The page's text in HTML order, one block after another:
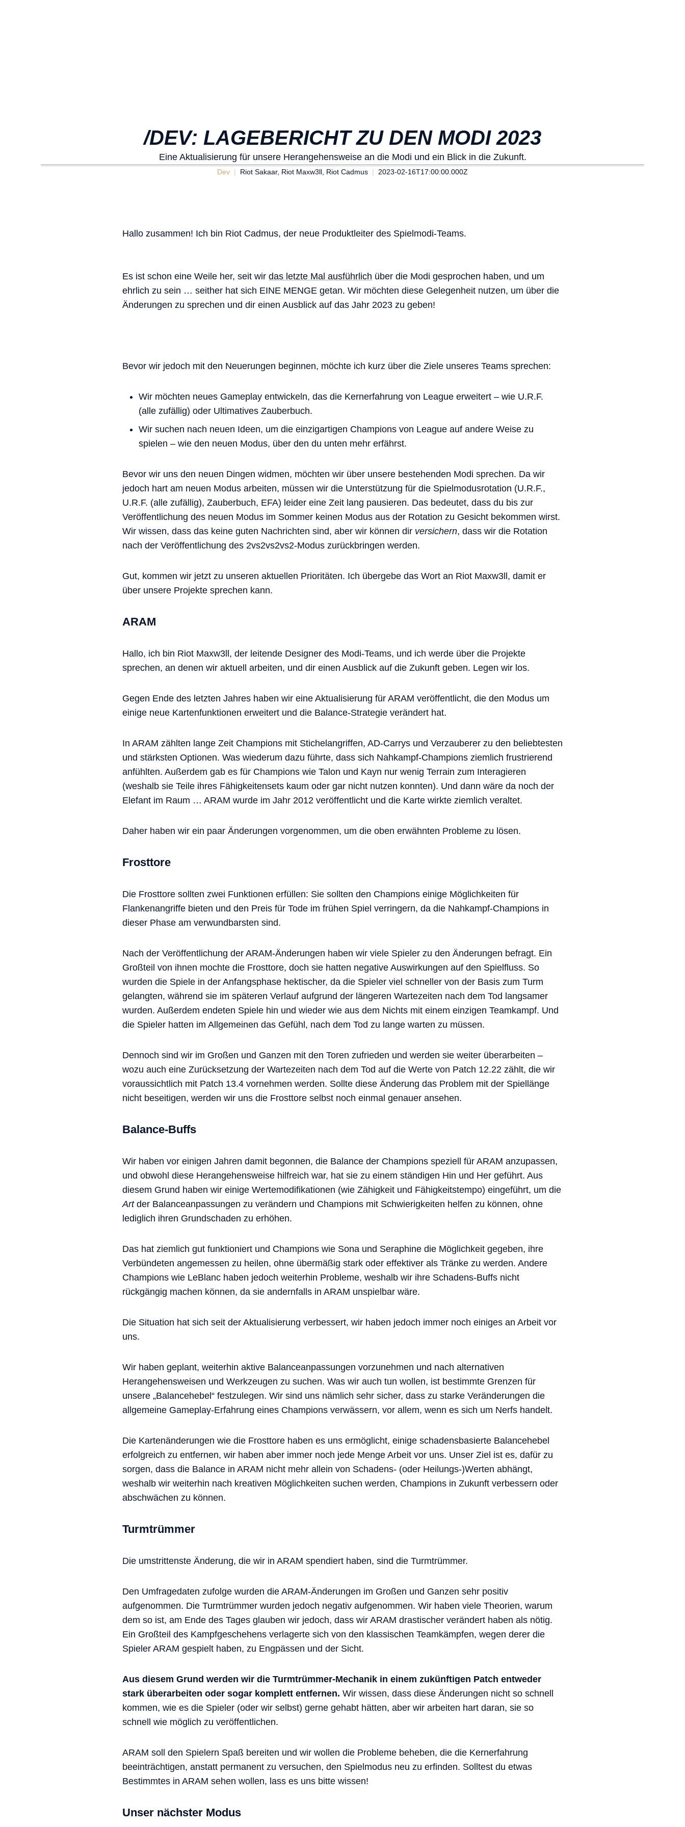
/DEV: LAGEBERICHT ZU DEN MODI 2023
Eine Aktualisierung für unsere Herangehensweise an die Modi und ein Blick in die Zukunft.
Dev Riot Sakaar, Riot Maxw3ll, Riot Cadmus 2023-02-16T17:00:00.000Z
Hallo zusammen! Ich bin Riot Cadmus, der neue Produktleiter des Spielmodi-Teams.
Es ist schon eine Weile her, seit wir das letzte Mal ausführlich über die Modi gesprochen haben, und um
ehrlich zu sein … seither hat sich EINE MENGE getan. Wir möchten diese Gelegenheit nutzen, um über die
Änderungen zu sprechen und dir einen Ausblick auf das Jahr 2023 zu geben!
Bevor wir jedoch mit den Neuerungen beginnen, möchte ich kurz über die Ziele unseres Teams sprechen:
Wir möchten neues Gameplay entwickeln, das die Kernerfahrung von League erweitert – wie U.R.F.
(alle zufällig) oder Ultimatives Zauberbuch.
Wir suchen nach neuen Ideen, um die einzigartigen Champions von League auf andere Weise zu
spielen – wie den neuen Modus, über den du unten mehr erfährst.
Bevor wir uns den neuen Dingen widmen, möchten wir über unsere bestehenden Modi sprechen. Da wir
jedoch hart am neuen Modus arbeiten, müssen wir die Unterstützung für die Spielmodusrotation (U.R.F.,
U.R.F. (alle zufällig), Zauberbuch, EFA) leider eine Zeit lang pausieren. Das bedeutet, dass du bis zur
Veröffentlichung des neuen Modus im Sommer keinen Modus aus der Rotation zu Gesicht bekommen wirst.
Wir wissen, dass das keine guten Nachrichten sind, aber wir können dir versichern, dass wir die Rotation
nach der Veröffentlichung des 2vs2vs2vs2-Modus zurückbringen werden.
Gut, kommen wir jetzt zu unseren aktuellen Prioritäten. Ich übergebe das Wort an Riot Maxw3ll, damit er
über unsere Projekte sprechen kann.
ARAM
Hallo, ich bin Riot Maxw3ll, der leitende Designer des Modi-Teams, und ich werde über die Projekte
sprechen, an denen wir aktuell arbeiten, und dir einen Ausblick auf die Zukunft geben. Legen wir los.
Gegen Ende des letzten Jahres haben wir eine Aktualisierung für ARAM veröffentlicht, die den Modus um
einige neue Kartenfunktionen erweitert und die Balance-Strategie verändert hat.
In ARAM zählten lange Zeit Champions mit Stichelangriffen, AD-Carrys und Verzauberer zu den beliebtesten
und stärksten Optionen. Was wiederum dazu führte, dass sich Nahkampf-Champions ziemlich frustrierend
anfühlten. Außerdem gab es für Champions wie Talon und Kayn nur wenig Terrain zum Interagieren
(weshalb sie Teile ihres Fähigkeitensets kaum oder gar nicht nutzen konnten). Und dann wäre da noch der
Elefant im Raum … ARAM wurde im Jahr 2012 veröffentlicht und die Karte wirkte ziemlich veraltet.
Daher haben wir ein paar Änderungen vorgenommen, um die oben erwähnten Probleme zu lösen.
Frosttore
Die Frosttore sollten zwei Funktionen erfüllen: Sie sollten den Champions einige Möglichkeiten für
Flankenangriffe bieten und den Preis für Tode im frühen Spiel verringern, da die Nahkampf-Champions in
dieser Phase am verwundbarsten sind.
Nach der Veröffentlichung der ARAM-Änderungen haben wir viele Spieler zu den Änderungen befragt. Ein
Großteil von ihnen mochte die Frosttore, doch sie hatten negative Auswirkungen auf den Spielfluss. So
wurden die Spiele in der Anfangsphase hektischer, da die Spieler viel schneller von der Basis zum Turm
gelangten, während sie im späteren Verlauf aufgrund der längeren Wartezeiten nach dem Tod langsamer
wurden. Außerdem endeten Spiele hin und wieder wie aus dem Nichts mit einem einzigen Teamkampf. Und
die Spieler hatten im Allgemeinen das Gefühl, nach dem Tod zu lange warten zu müssen.
Dennoch sind wir im Großen und Ganzen mit den Toren zufrieden und werden sie weiter überarbeiten –
wozu auch eine Zurücksetzung der Wartezeiten nach dem Tod auf die Werte von Patch 12.22 zählt, die wir
voraussichtlich mit Patch 13.4 vornehmen werden. Sollte diese Änderung das Problem mit der Spiellänge
nicht beseitigen, werden wir uns die Frosttore selbst noch einmal genauer ansehen.
Balance-Buffs
Wir haben vor einigen Jahren damit begonnen, die Balance der Champions speziell für ARAM anzupassen,
und obwohl diese Herangehensweise hilfreich war, hat sie zu einem ständigen Hin und Her geführt. Aus
diesem Grund haben wir einige Wertemodifikationen (wie Zähigkeit und Fähigkeitstempo) eingeführt, um die
Artder Balanceanpassungen zu verändern und Champions mit Schwierigkeiten helfen zu können, ohne
lediglich ihren Grundschaden zu erhöhen.
Das hat ziemlich gut funktioniert und Champions wie Sona und Seraphine die Möglichkeit gegeben, ihre
Verbündeten angemessen zu heilen, ohne übermäßig stark oder effektiver als Tränke zu werden. Andere
Champions wie LeBlanc haben jedoch weiterhin Probleme, weshalb wir ihre Schadens-Buffs nicht
rückgängig machen können, da sie andernfalls in ARAM unspielbar wäre.
Die Situation hat sich seit der Aktualisierung verbessert, wir haben jedoch immer noch einiges an Arbeit vor
uns.
Wir haben geplant, weiterhin aktive Balanceanpassungen vorzunehmen und nach alternativen
Herangehensweisen und Werkzeugen zu suchen. Was wir auch tun wollen, ist bestimmte Grenzen für
unsere „Balancehebel“ festzulegen. Wir sind uns nämlich sehr sicher, dass zu starke Veränderungen die
allgemeine Gameplay-Erfahrung eines Champions verwässern, vor allem, wenn es sich um Nerfs handelt.
Die Kartenänderungen wie die Frosttore haben es uns ermöglicht, einige schadensbasierte Balancehebel
erfolgreich zu entfernen, wir haben aber immer noch jede Menge Arbeit vor uns. Unser Ziel ist es, dafür zu
sorgen, dass die Balance in ARAM nicht mehr allein von Schadens- (oder Heilungs-)Werten abhängt,
weshalb wir weiterhin nach kreativen Möglichkeiten suchen werden, Champions in Zukunft verbessern oder
abschwächen zu können.
Turmtrümmer
Die umstrittenste Änderung, die wir in ARAM spendiert haben, sind die Turmtrümmer.
Den Umfragedaten zufolge wurden die ARAM-Änderungen im Großen und Ganzen sehr positiv
aufgenommen. Die Turmtrümmer wurden jedoch negativ aufgenommen. Wir haben viele Theorien, warum
dem so ist, am Ende des Tages glauben wir jedoch, dass wir ARAM drastischer verändert haben als nötig.
Ein Großteil des Kampfgeschehens verlagerte sich von den klassischen Teamkämpfen, wegen derer die
Spieler ARAM gespielt haben, zu Engpässen und der Sicht.
Aus diesem Grund werden wir die Turmtrümmer-Mechanik in einem zukünftigen Patch entweder
stark überarbeiten oder sogar komplett entfernen. Wir wissen, dass diese Änderungen nicht so schnell
kommen, wie es die Spieler (oder wir selbst) gerne gehabt hätten, aber wir arbeiten hart daran, sie so
schnell wie möglich zu veröffentlichen.
ARAM soll den Spielern Spaß bereiten und wir wollen die Probleme beheben, die die Kernerfahrung
beeinträchtigen, anstatt permanent zu versuchen, den Spielmodus neu zu erfinden. Solltest du etwas
Bestimmtes in ARAM sehen wollen, lass es uns bitte wissen!
Unser nächster Modus